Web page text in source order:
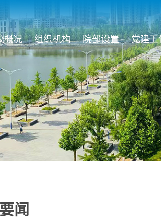
概况 组织机构 院部设置 党建工
闻